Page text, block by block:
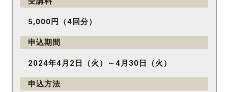
5,000円（4回分）
申込期間
2024年4月2日（火）～4月30日（火）
申込方法